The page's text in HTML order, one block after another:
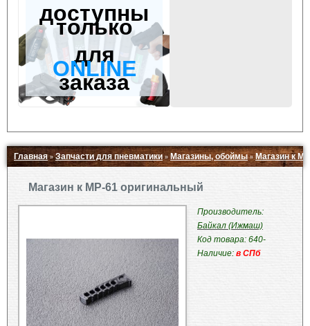
доступны
только
для
ONLINE
заказа
Главная»Запчасти для пневматики » Магазины, обоймы»Магазин к
Магазин к МР-61 оригинальный
Производитель:
Байкал (Ижмаш)
Код товара: 640-
Наличие: в СПб